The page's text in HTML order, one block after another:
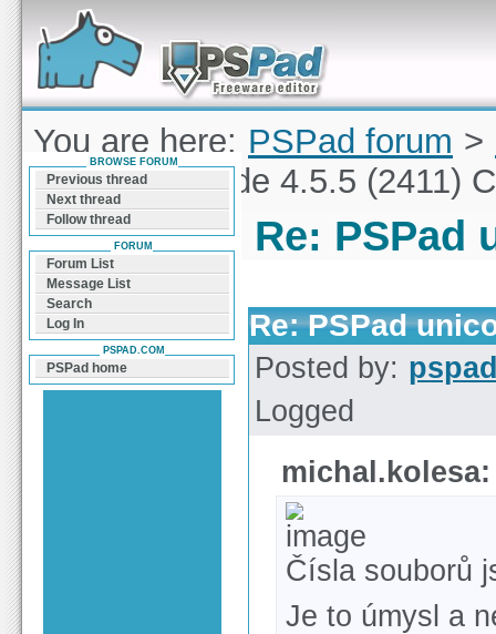
Forum can help you solve problems and quickly
find a solution with PSPad for Microsoft
Windows
You are here: PSPad forum >
PSPad unicode 4.5.5 (2411)
Re: PSPad
Re: PSPad
Posted by:
Logged
michal.kolesa:
Čísla souborů
Je to úmysl a
BROWSE FORUM
Previous thread
Next thread
Follow thread
FORUM
Forum List
Message List
Search
Log In
PSPAD.COM
PSPad home